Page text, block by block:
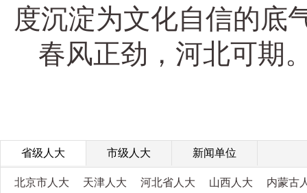
度沉淀为文化自信的底
春风正劲，河北可期
省级人大 市级人大 新闻单位
北京市人大 天津人大 河北省人大 山西人大
内蒙古